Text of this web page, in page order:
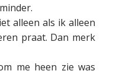
alleen als ik alleen
praat. Dan merk
me heen zie was